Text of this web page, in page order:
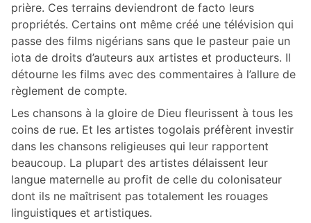
prière. Ces terrains deviendront de facto leurs
propriétés. Certains ont même créé une télévision qui
passe des films nigérians sans que le pasteur paie un
iota de droits d’auteurs aux artistes et producteurs. Il
détourne les films avec des commentaires à l’allure de
règlement de compte.
Les chansons à la gloire de Dieu fleurissent à tous les
coins de rue. Et les artistes togolais préfèrent investir
dans les chansons religieuses qui leur rapportent
beaucoup. La plupart des artistes délaissent leur
langue maternelle au profit de celle du colonisateur
dont ils ne maîtrisent pas totalement les rouages
linguistiques et artistiques.